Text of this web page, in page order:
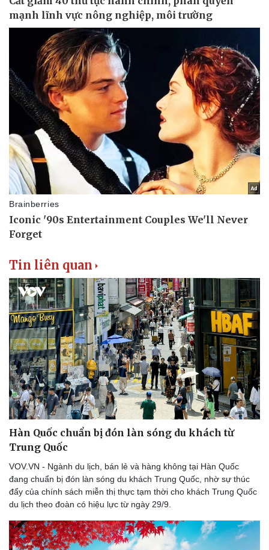
Doanh nghiệp
Thông tin doanh nghiệp
Doanh nghiệp 24h
Doanh nhân
Vì cộng đồng
Tin Công nghệ
Trải nghiệm
Chuyển đổi số
Tin liên quan
Hàn Quốc chuẩn bị đón làn sóng du khách từ
Trung Quốc
VOV.VN - Ngành du lịch, bán lẻ và hàng không tại Hàn Quốc
đang chuẩn bị đón làn sóng du khách Trung Quốc, nhờ sự thúc
đẩy của chính sách miễn thị thực tạm thời cho khách Trung Quốc
du lịch theo đoàn có hiệu lực từ ngày 29/9.